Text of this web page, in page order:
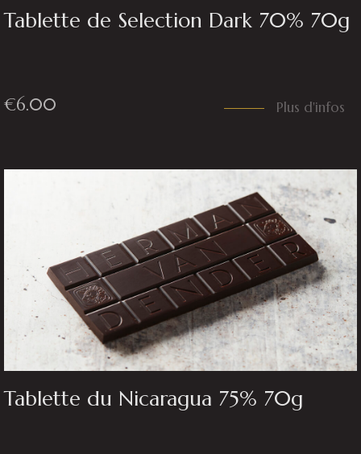
Tablette de Selection Dark 70% 70g
€6.00 Plus d'infos
Tablette du Nicaragua 75% 70g